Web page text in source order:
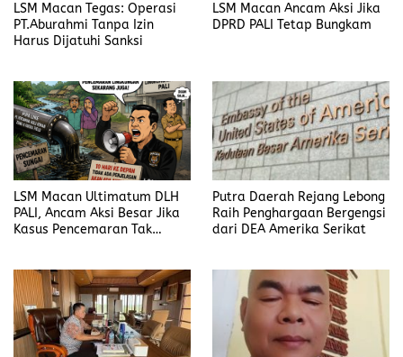
LSM Macan Tegas: Operasi
PT.Aburahmi Tanpa Izin
Harus Dijatuhi Sanksi
LSM Macan Ancam Aksi Jika
DPRD PALI Tetap Bungkam
LSM Macan Ultimatum DLH
PALI, Ancam Aksi Besar Jika
Kasus Pencemaran Tak
Putra Daerah Rejang Lebong
Raih Penghargaan Bergengsi
dari DEA Amerika Serikat